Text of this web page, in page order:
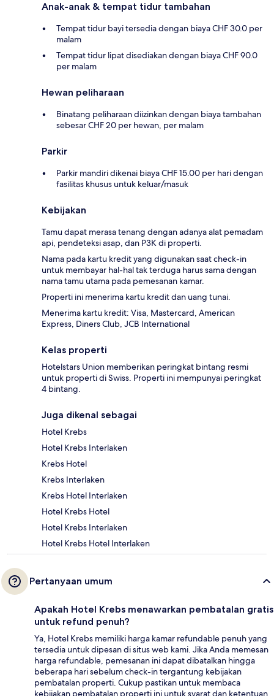
Anak-anak & tempat tidur tambahan
Tempat tidur bayi tersedia dengan biaya CHF 30.0 per
malam
Tempat tidur lipat disediakan dengan biaya CHF 90.0
per malam
Hewan peliharaan
Binatang peliharaan diizinkan dengan biaya tambahan
sebesar CHF 20 per hewan, per malam
Parkir
Parkir mandiri dikenai biaya CHF 15.00 per hari dengan
fasilitas khusus untuk keluar/masuk
Kebijakan
Tamu dapat merasa tenang dengan adanya alat pemadam
api, pendeteksi asap, dan P3K di properti.
Nama pada kartu kredit yang digunakan saat check-in
untuk membayar hal-hal tak terduga harus sama dengan
nama tamu utama pada pemesanan kamar.
Properti ini menerima kartu kredit dan uang tunai.
Menerima kartu kredit: Visa, Mastercard, American
Express, Diners Club, JCB International
Kelas properti
Hotelstars Union memberikan peringkat bintang resmi
untuk properti di Swiss. Properti ini mempunyai peringkat
4 bintang.
Juga dikenal sebagai
Hotel Krebs
Hotel Krebs Interlaken
Krebs Hotel
Krebs Interlaken
Krebs Hotel Interlaken
Hotel Krebs Hotel
Hotel Krebs Interlaken
Hotel Krebs Hotel Interlaken
Pertanyaan umum
Apakah Hotel Krebs menawarkan pembatalan gratis
untuk refund penuh?
Ya, Hotel Krebs memiliki harga kamar refundable penuh yang
tersedia untuk dipesan di situs web kami. Jika Anda memesan
harga refundable, pemesanan ini dapat dibatalkan hingga
beberapa hari sebelum check-in tergantung kebijakan
pembatalan properti. Cukup pastikan untuk membaca
kebijakan pembatalan properti ini untuk syarat dan ketentuan